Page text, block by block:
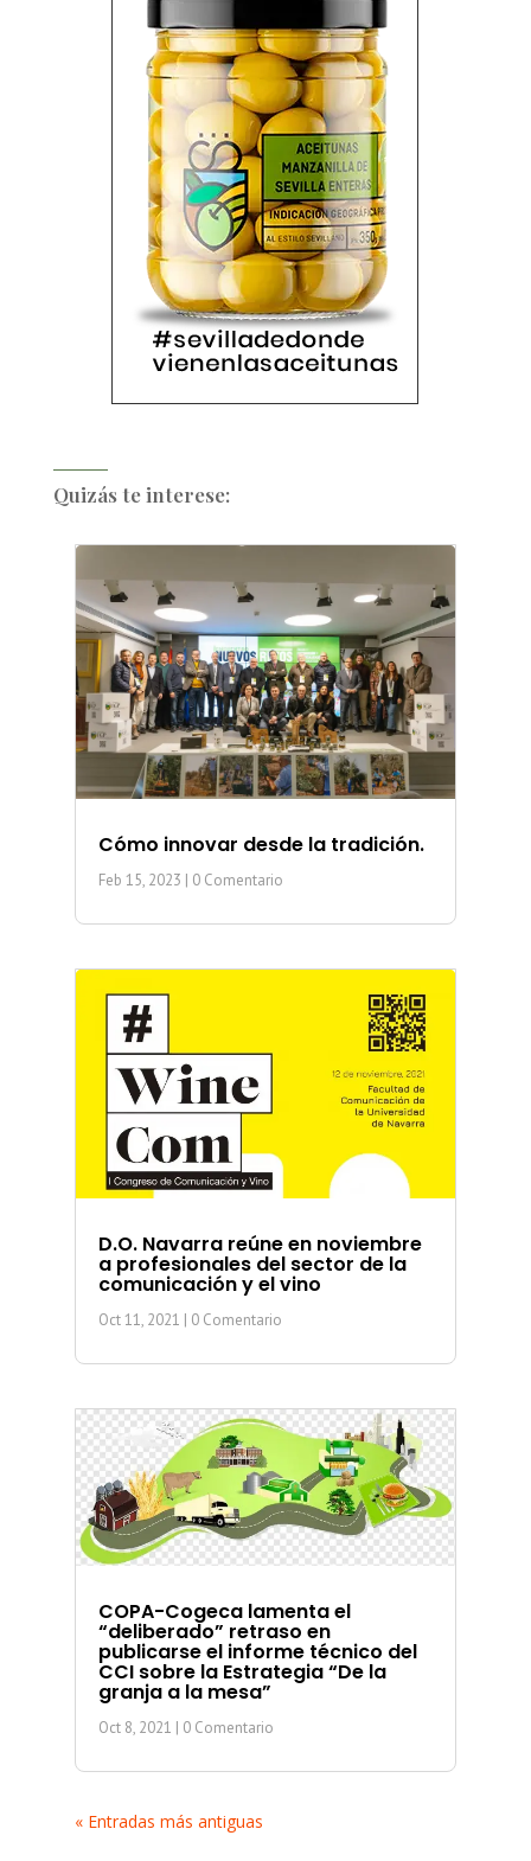
Quizás te interese:
Cómo innovar desde la tradición.
Feb 15, 2023 | 0 Comentario
D.O. Navarra reúne en noviembre
a profesionales del sector de la
comunicación y el vino
Oct 11, 2021 | 0 Comentario
COPA-Cogeca lamenta el
“deliberado” retraso en
publicarse el informe técnico del
CCI sobre la Estrategia “De la
granja a la mesa”
Oct 8, 2021 | 0 Comentario
« Entradas más antiguas